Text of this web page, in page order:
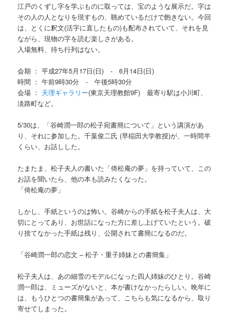
江戸のくずし字を学ぶものに取っては、宝のような展示だ。字は
その人の人となりを現すもの、眺めているだけで飽きない。今回
は、とくに釈文(活字に直したもの)も配布されていて、それを見
ながら、現物の字を読む楽しさがある。
入場無料、待ち行列はない。
会期 ： 平成27年5月17日(日) - 6月14日(日)
時間 ： 午前9時30分 - 午後5時30分
会場 ： 天理ギャラリー(東京天理教館9F) 最寄り駅は小川町、
淡路町など。
5/30は、「谷崎潤一郎の松子宛書簡について」という講演があ
り、それに参加した。千葉俊二氏 (早稲田大学教授)が、一時間半
くらい、お話しした。
たまたま、松子夫人の書いた「倚松庵の夢」を持っていて、この
お話を聞いたら、他の本も読みたくなった。
「倚松庵の夢」
しかし、手紙というのは怖い。谷崎からの手紙を松子夫人は、大
切にとってあり、お世話になった方に差し上げていたという。破
り捨てなかった手紙は残り、公開されて書簡になるのだ。
「谷崎潤一郎の恋文 – 松子・重子姉妹との書簡集」
松子夫人は、あの細雪のモデルになった四人姉妹のひとり。谷崎
潤一郎は、ミューズがないと、本が書けなかったらしい。晩年に
は、もうひとつの書簡集があって、こちらも気になるから、取り
寄せてしまった。